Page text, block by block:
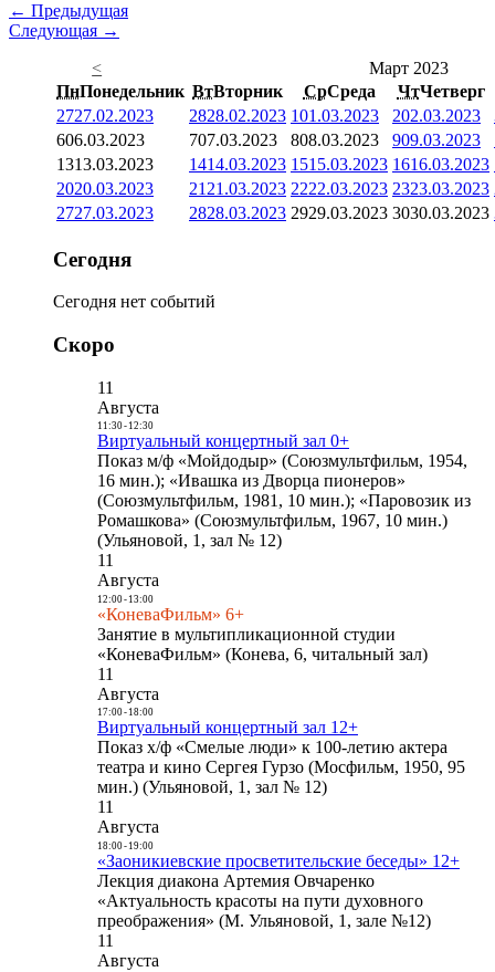
← Предыдущая
Следующая →
<
Март 2023
ПнПонедельник ВтВторник СрСреда ЧтЧетверг
2727.02.2023 2828.02.2023 101.03.2023 202.03.2023
606.03.2023 707.03.2023 808.03.2023 909.03.2023
1313.03.2023 1414.03.2023 1515.03.2023 1616.03.2023
2020.03.2023 21 21.03.2023 2222.03.2023 2323.03.2023
2727.03.2023 2828.03.2023 2929.03.2023 3030.03.2023
Сегодня
Сегодня нет событий
Скоро
11
Августа
11:30- 12:30
Виртуальный концертный зал 0+
Показ м/ф «Мойдодыр» (Союзмультфильм, 1954,
16 мин.); «Ивашка из Дворца пионеров»
(Союзмультфильм, 1981, 10 мин.); «Паровозик из
Ромашкова» (Союзмультфильм, 1967, 10 мин.)
(Ульяновой, 1, зал № 12)
11
Августа
12:00- 13:00
«КоневаФильм» 6+
Занятие в мультипликационной студии
«КоневаФильм» (Конева, 6, читальный зал)
11
Августа
17:00- 18:00
Виртуальный концертный зал 12+
Показ х/ф «Смелые люди» к 100-летию актера
театра и кино Сергея Гурзо (Мосфильм, 1950, 95
мин.) (Ульяновой, 1, зал № 12)
11
Августа
18:00- 19:00
«Заоникиевские просветительские беседы» 12+
Лекция диакона Артемия Овчаренко
«Актуальность красоты на пути духовного
преображения» (М. Ульяновой, 1, зале №12)
11
Августа